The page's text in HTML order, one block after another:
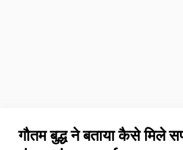
गौतम बुद्ध ने बताया कैसे मिले